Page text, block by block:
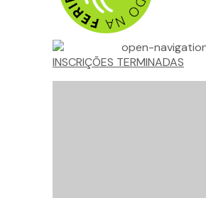
INSCRIÇÕES TERMINADAS